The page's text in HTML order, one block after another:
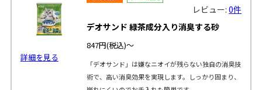
詳細を見る
レビュー:0件
デオサンド 緑茶成分入り消臭する砂
847円(税込)～
「デオサンド」は嫌なニオイが残らない独自の消臭技
術で、高い消臭効果を実現します。しっかり固まり、